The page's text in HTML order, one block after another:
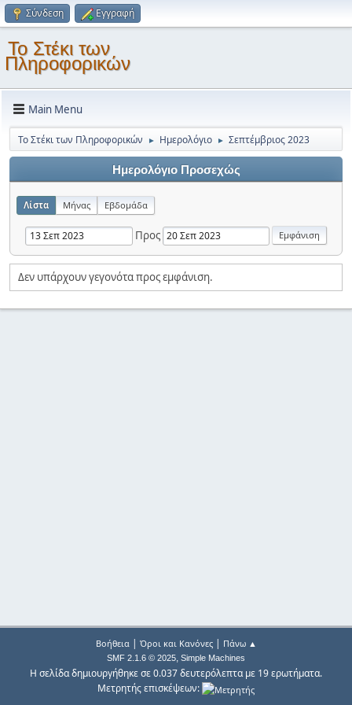
Σύνδεση Εγγραφή
Το Στέκι των
Πληροφορικών
Main Menu
Το Στέκι των Πληροφορικών ► Ημερολόγιο ► Σεπτέμβριος 2023
Ημερολόγιο Προσεχώς
Λίστα Μήνας Εβδομάδα
Προς
Δεν υπάρχουν γεγονότα προς εμφάνιση.
Βοήθεια| Όροι και Κανόνες| Πάνω ▲
SMF 2.1.6 © 2025, Simple Machines
Η σελίδα δημιουργήθηκε σε 0.037 δευτερόλεπτα με 19 ερωτήματα.
Μετρητής επισκέψεων: